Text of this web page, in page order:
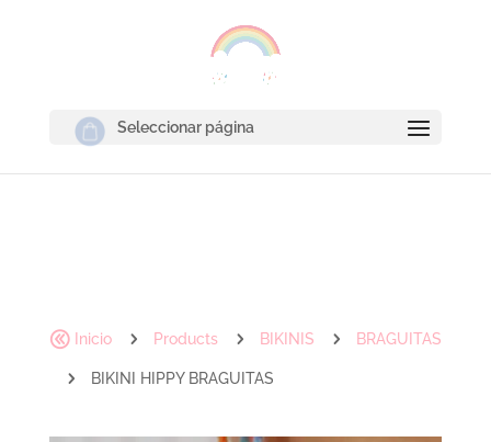
Seleccionar página
@ Inicio 5 Products 5 BIKINIS 5 BRAGUITAS
5 BIKINI HIPPY BRAGUITAS